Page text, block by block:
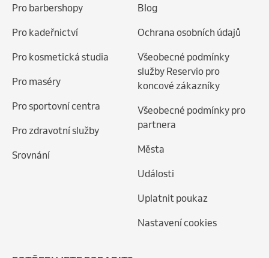
Pro barbershopy
Pro kadeřnictví
Pro kosmetická studia
Pro maséry
Pro sportovní centra
Pro zdravotní služby
Srovnání
Blog
Ochrana osobních údajů
Všeobecné podmínky
služby Reservio pro
koncové zákazníky
Všeobecné podmínky pro
partnera
Města
Události
Uplatnit poukaz
Nastavení cookies